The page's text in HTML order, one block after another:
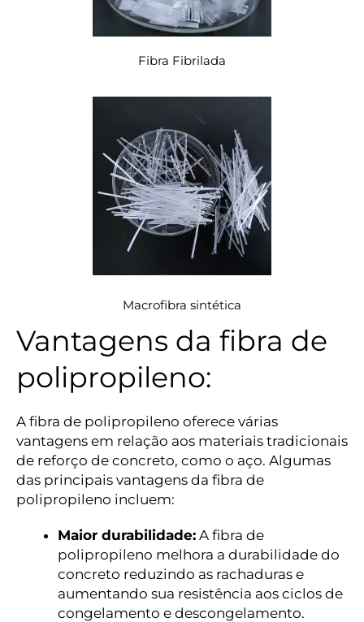
Fibra Fibrilada
Macrofibra sintética
Vantagens da fibra de
polipropileno:
A fibra de polipropileno oferece várias
vantagens em relação aos materiais tradicionais
de reforço de concreto, como o aço. Algumas
das principais vantagens da fibra de
polipropileno incluem:
Maior durabilidade: A fibra de
polipropileno melhora a durabilidade do
concreto reduzindo as rachaduras e
aumentando sua resistência aos ciclos de
congelamento e descongelamento.